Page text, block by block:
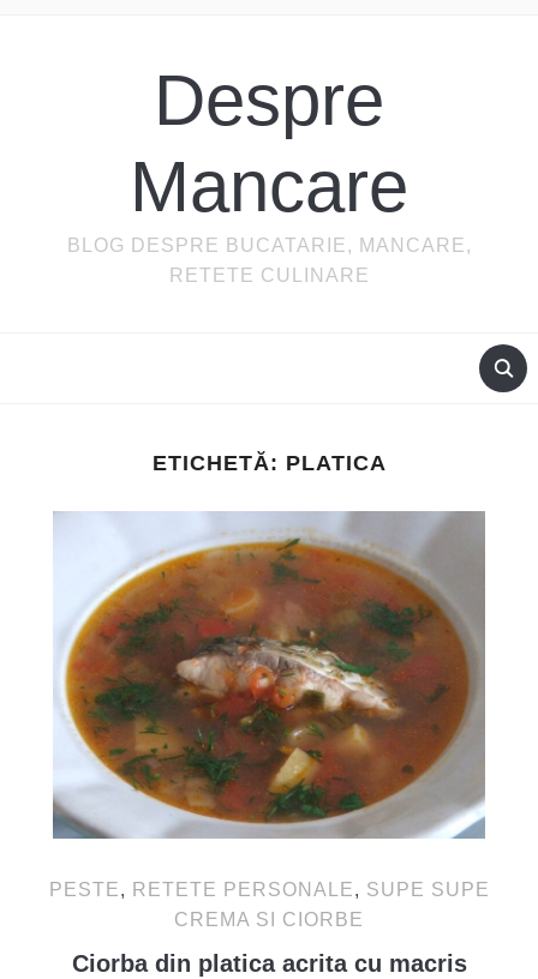
Despre
Mancare
BLOG DESPRE BUCATARIE, MANCARE,
RETETE CULINARE
ETICHETĂ: PLATICA
PESTE, RETETE PERSONALE, SUPE SUPE
CREMA SI CIORBE
Ciorba din platica acrita cu macris